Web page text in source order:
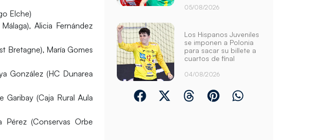
Elche)
Alicia Fernández
Bretagne), María Gomes
González (HC Dunarea
Garibay (Caja Rural Aula
Pérez (Conservas Orbe
05/08/2026
Los Hispanos Juveniles
se imponen a Polonia
para sacar su billete a
cuartos de final
04/08/2026